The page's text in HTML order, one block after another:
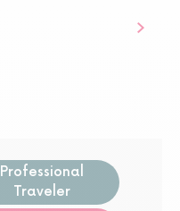
Professional
Traveler